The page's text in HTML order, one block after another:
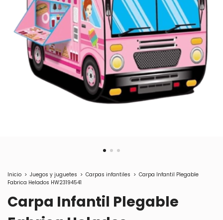
Inicio > Juegos y juguetes > Carpas infantiles > Carpa Infantil Plegable
Fabrica Helados HW23194541
Carpa Infantil Plegable